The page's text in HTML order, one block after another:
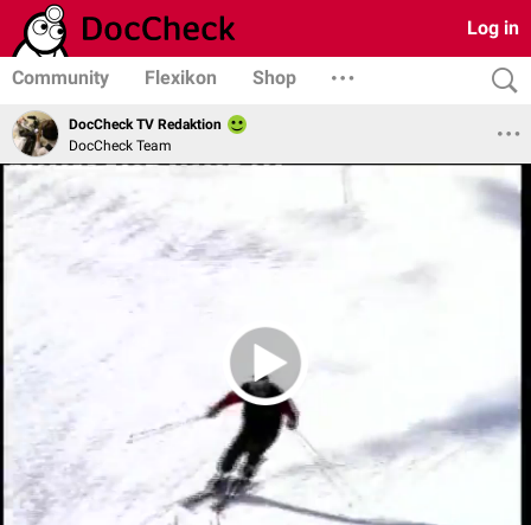
Log in
Community Flexikon Shop
DocCheck TV Redaktion
DocCheck Team